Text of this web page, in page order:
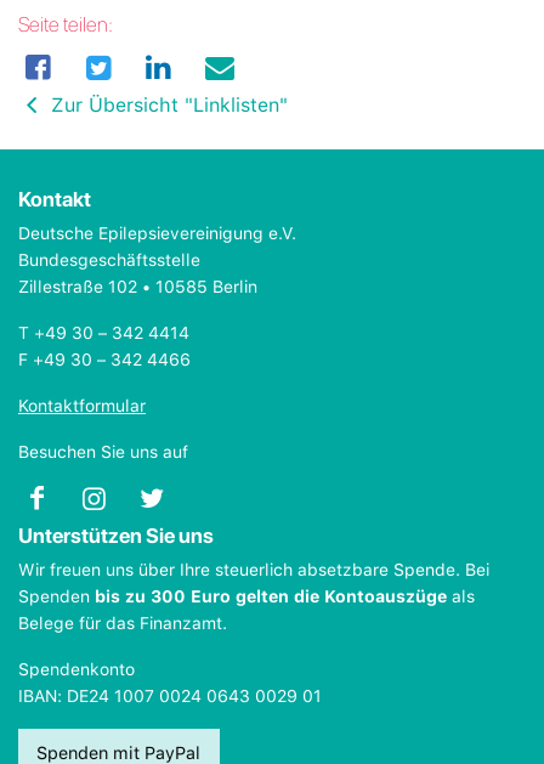
Seite teilen:
Zur Übersicht "Linklisten"
Kontakt
Deutsche Epilepsievereinigung e.V.
Bundesgeschäftsstelle
Zillestraße 102 • 10585 Berlin
T +49 30 – 342 4414
F +49 30 – 342 4466
Kontaktformular
Besuchen Sie uns auf
Unterstützen Sie uns
Wir freuen uns über Ihre steuerlich absetzbare Spende. Bei
Spenden bis zu 300 Euro gelten die Kontoauszüge als
Belege für das Finanzamt.
Spendenkonto
IBAN: DE24 1007 0024 0643 0029 01
Spenden mit PayPal